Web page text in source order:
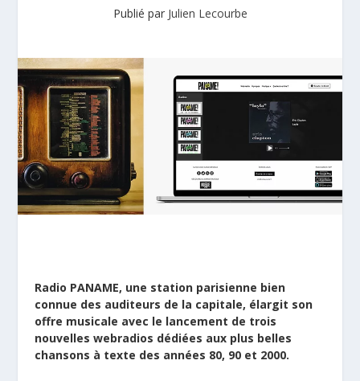
Publié par Julien Lecourbe
Radio PANAME, une station parisienne bien
connue des auditeurs de la capitale, élargit son
offre musicale avec le lancement de trois
nouvelles webradios dédiées aux plus belles
chansons à texte des années 80, 90 et 2000.